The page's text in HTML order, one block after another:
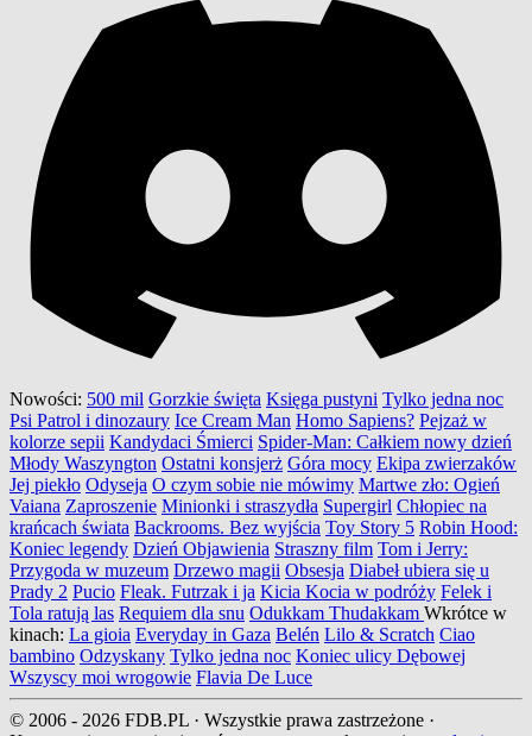
Nowości: 500 mil Gorzkie święta Księga pustyni Tylko jedna noc
Psi Patrol i dinozaury Ice Cream Man Homo Sapiens? Pejzaż w
kolorze sepii Kandydaci Śmierci Spider-Man: Całkiem nowy dzień
Młody Waszyngton Ostatni konsjerż Góra mocy Ekipa zwierzaków
Jej piekło Odyseja O czym sobie nie mówimy Martwe zło: Ogień
Vaiana Zaproszenie Minionki i straszydła Supergirl Chłopiec na
krańcach świata Backrooms. Bez wyjścia Toy Story 5 Robin Hood:
Koniec legendy Dzień Objawienia Straszny film Tom i Jerry:
Przygoda w muzeum Drzewo magii Obsesja Diabeł ubiera się u
Prady 2 Pucio Fleak. Futrzak i ja Kicia Kocia w podróży Felek i
Tola ratują las Requiem dla snu Odukkam Thudakkam Wkrótce w
kinach: La gioia Everyday in Gaza Belén Lilo & Scratch Ciao
bambino Odzyskany Tylko jedna noc Koniec ulicy Dębowej
Wszyscy moi wrogowie Flavia De Luce
© 2006 - 2026 FDB.PL · Wszystkie prawa zastrzeżone ·